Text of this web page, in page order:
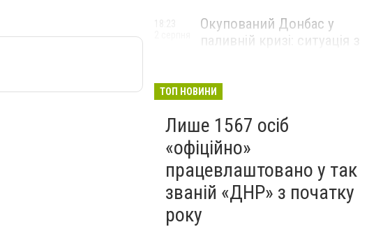
Окупований Донбас у
паливній кризі: ситуація з
ТОП НОВИНИ
Лише 1567 осіб
«офіційно»
працевлаштовано у так
званій «ДНР» з початку
року